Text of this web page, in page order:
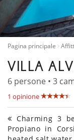
Pagina principale
VILLA
6 persone • 3
1 opinione
Charming 3
Propiano in